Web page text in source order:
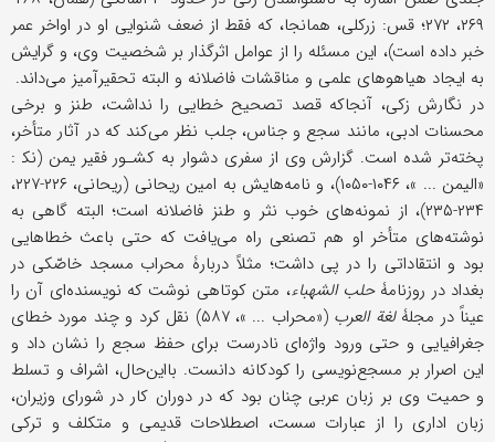
۲۶۹، ۲۷۲؛ قس: زرکلی، همانجا، که فقط از ضعف شنوایی او در اواخر عمر
خبر داده است)، این مسئله را از عوامل اثرگذار بر شخصیت وی، و گرایش
به ایجاد هیاهوهای علمی و مناقشات فاضلانه و البته تحقیرآمیز می‌داند.
در نگارش زکی، آنجاکه قصد تصحیح خطایی را نداشت، طنز و برخی
محسنات ادبی، مانند سجع و جناس، جلب نظر می‌کند که در آثار متأخر،
پخته‌تر شده است. گزارش وی از سفری دشوار به کشـور فقیر یمن (نک‍ :
«الیمن ... »، ۱۰۴۶-۱۰۵۰)، و نامه‌هایش به امین ریحانی (ریحانی، ۲۲۶-۲۲۷،
۲۳۴-۲۳۵)، از نمونه‌های خوب نثر و طنز فاضلانه است؛ البته گاهی به
نوشته‌های متأخر او هم تصنعی راه می‌یافت که حتى باعث خطاهایی
بود و انتقاداتی را در پی داشت؛ مثلاً دربارۀ محراب مسجد خاصّکی در
بغداد در روزنامۀحلب الشهباء، متن کوتاهی نوشت که نویسنده‌ای آن را
عیناً در مجلۀلغة العرب
(«محراب ... »، ۵۸۷) نقل کرد و چند مورد خطای
جغرافیایی و حتى ورود واژه‌ای نادرست برای حفظ سجع را نشان داد و
این اصرار بر مسجع‌نویسی را کودکانه دانست. بااین‌حال، اشراف و تسلط
و حمیت وی بر زبان عربی چنان بود که در دوران کار در شورای وزیران،
زبان اداری را از عبارات سست، اصطلاحات قدیمی و متکلف و ترکی